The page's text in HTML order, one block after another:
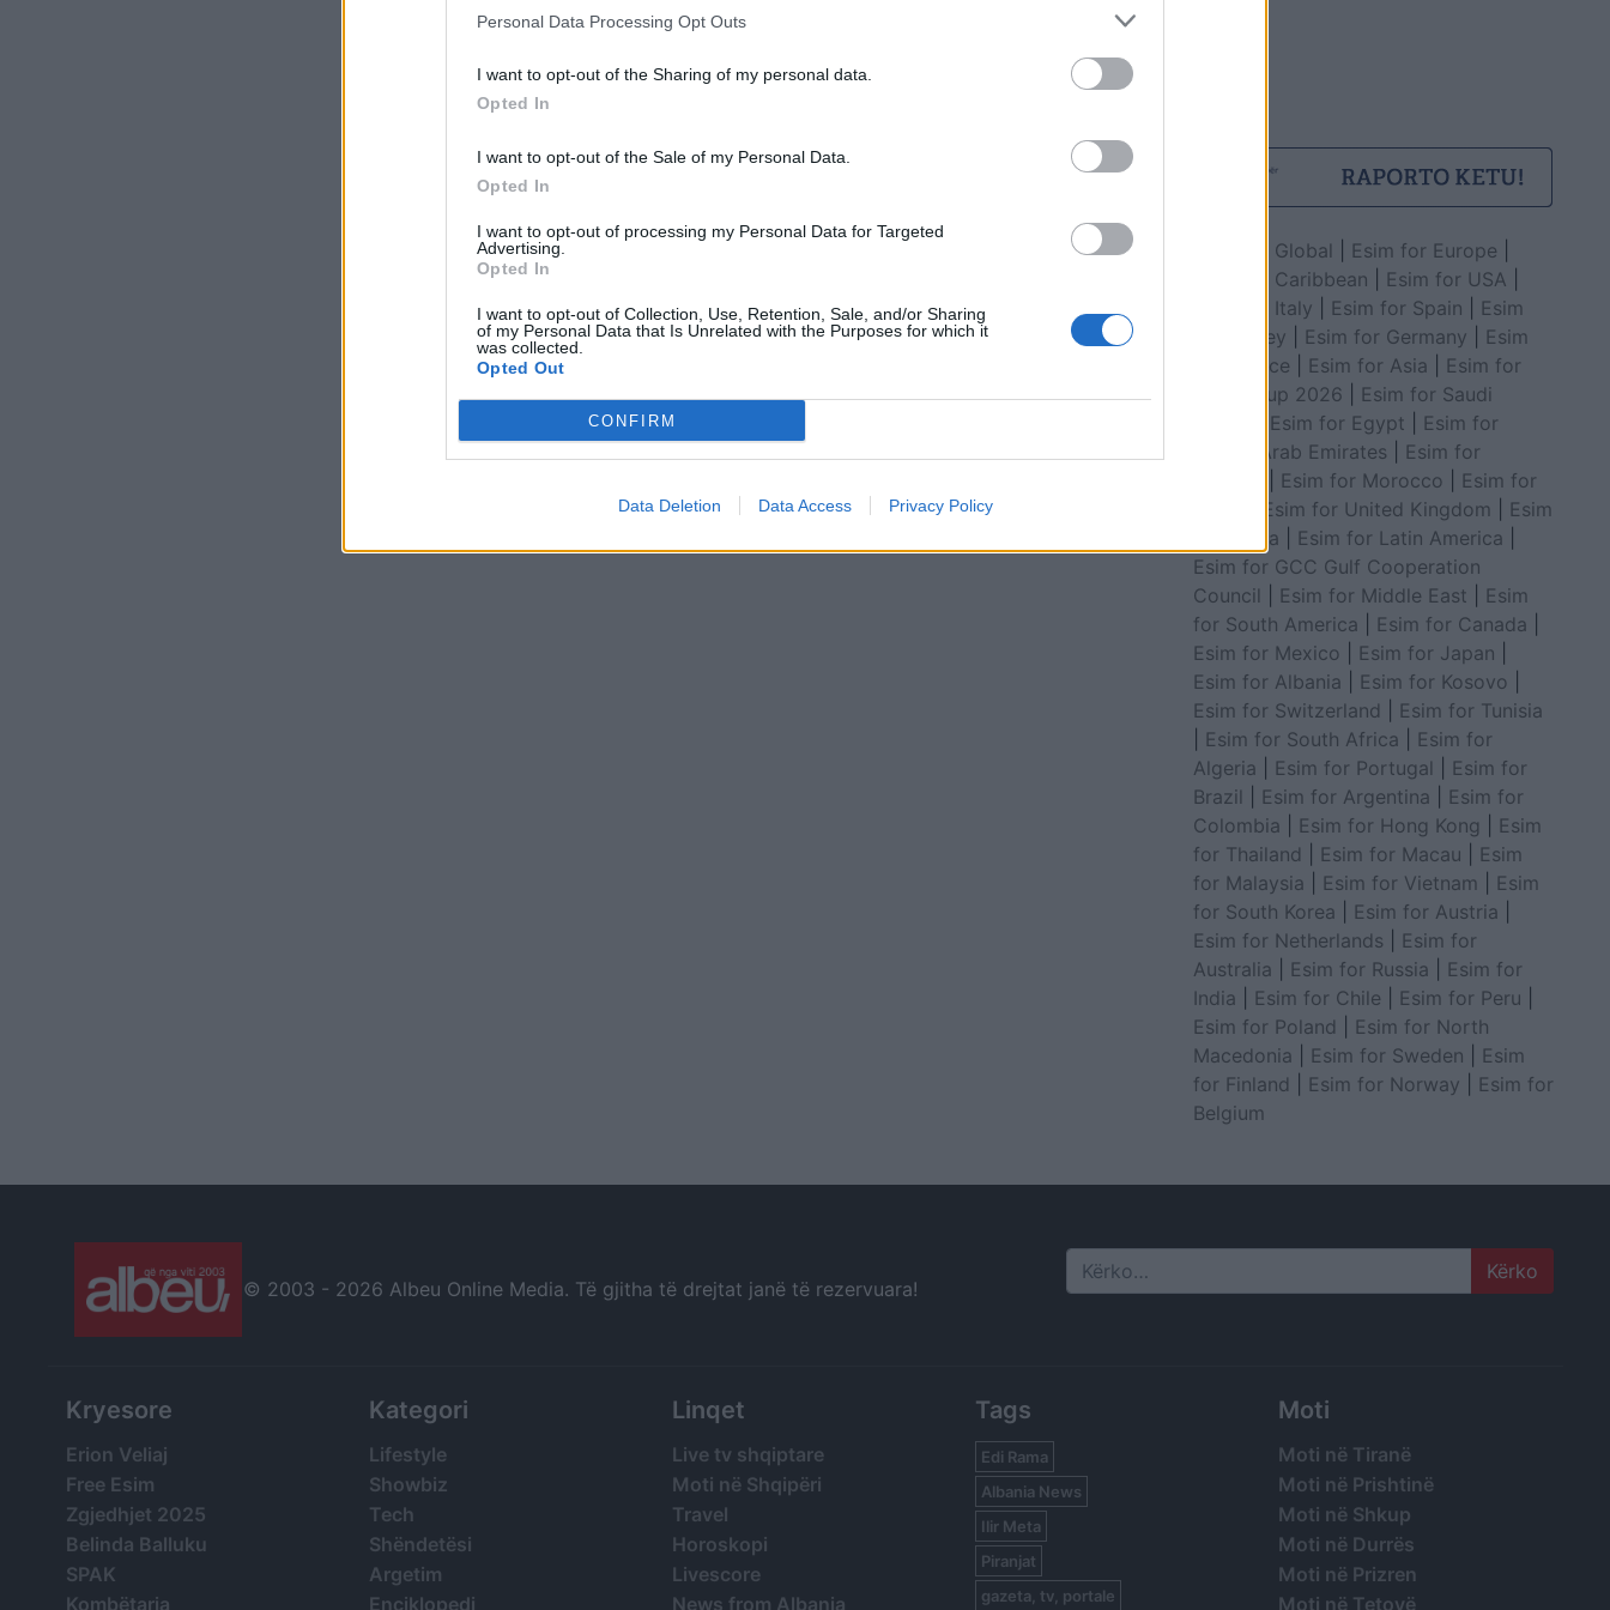
Personal Data Processing Opt Outs
I want to opt-out of the Sharing of my personal data.
Opted In
I want to opt-out of the Sale of my Personal Data.
Opted In
I want to opt-out of processing my Personal Data for Targeted
Advertising.
Opted In
I want to opt-out of Collection, Use, Retention, Sale, and/or Sharing
of my Personal Data that Is Unrelated with the Purposes for which it
was collected.
Opted Out
CONFIRM
Data Deletion Data Access Privacy Policy
Esim for Global Esim for Europe
Esim for Caribbean
Esim for USA
Esim for Italy
Esim for Spain
Esim
for Turkey
Esim for Germany
Esim
for Greece
Esim for Asia
Esim for
World Cup 2026
Esim for Saudi
Esim for Egypt
Esim for
United Arab Emirates
Esim for
Esim for Morocco
Esim for
Esim for United Kingdom
Esim
for Africa
Esim for Latin America
Esim for GCC Gulf Cooperation
Council
Esim for Middle East
Esim
for South America
Esim for Canada
Esim for Mexico
Esim for Japan
Esim for Albania
Esim for Kosovo
Esim for Switzerland
Esim for Tunisia
Esim for South Africa
Esim for
Algeria
Esim for Portugal
Esim for
Brazil
Esim for Argentina
Esim for
Colombia
Esim for Hong Kong
Esim
for Thailand
Esim for Macau
Esim
for Malaysia
Esim for Vietnam
Esim
for South Korea
Esim for Austria
Esim for Netherlands
Esim for
Australia
Esim for Russia
Esim for
India
Esim for Chile Esim for Peru
Esim for Poland
Esim for North
Macedonia
Esim for Sweden
Esim
for Finland
Esim for Norway
Esim for
Belgium
© 2003 - 2026 Albeu Online Media. Të gjitha të drejtat janë të rezervuara! Search
Kryesore
Erion Veliaj
Free Esim
Zgjedhjet 2025
Belinda Balluku
SPAK
Kombëtarja
Kategori
Lifestyle
Showbiz
Tech
Shëndetësi
Argetim
Enciklopedi
Linqet
Live tv shqiptare
Moti në Shqipëri
Travel
Horoskopi
Livescore
News from Albania
Tags
Edi Rama
Albania News
Ilir Meta
Piranjat
gazeta, tv, portale
Moti
Moti në Tiranë
Moti në Prishtinë
Moti në Shkup
Moti në Durrës
Moti në Prizren
Moti në Tetovë